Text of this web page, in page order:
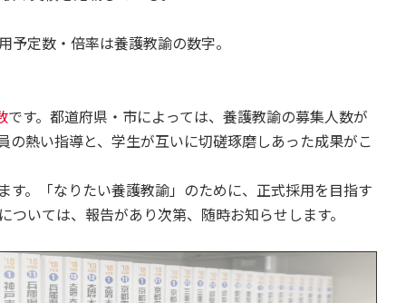
定数・倍率は養護教諭の数字。
です。都道府県・市によっては、養護教諭の募集人数が
熱い指導と、学生が互いに切磋琢磨しあった成果がこ
。「なりたい養護教諭」のために、正式採用を目指す
いては、報告があり次第、随時お知らせします。